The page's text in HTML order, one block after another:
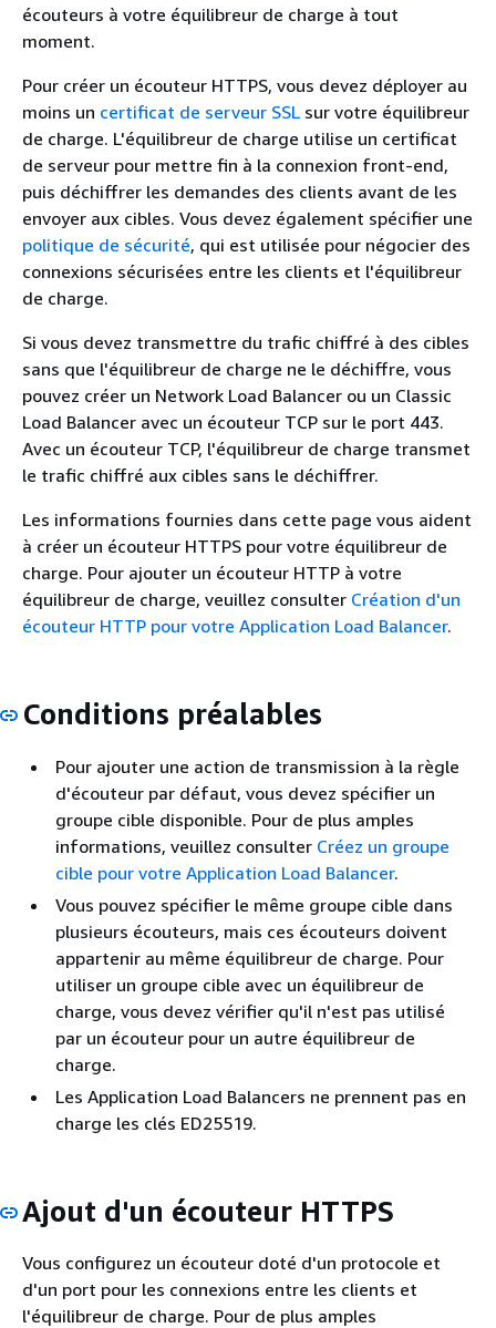
écouteurs à votre équilibreur de charge à tout
moment.
Pour créer un écouteur HTTPS, vous devez déployer au
moins un certificat de serveur SSL sur votre équilibreur
de charge. L'équilibreur de charge utilise un certificat
de serveur pour mettre fin à la connexion front-end,
puis déchiffrer les demandes des clients avant de les
envoyer aux cibles. Vous devez également spécifier une
politique de sécurité, qui est utilisée pour négocier des
connexions sécurisées entre les clients et l'équilibreur
de charge.
Si vous devez transmettre du trafic chiffré à des cibles
sans que l'équilibreur de charge ne le déchiffre, vous
pouvez créer un Network Load Balancer ou un Classic
Load Balancer avec un écouteur TCP sur le port 443.
Avec un écouteur TCP, l'équilibreur de charge transmet
le trafic chiffré aux cibles sans le déchiffrer.
Les informations fournies dans cette page vous aident
à créer un écouteur HTTPS pour votre équilibreur de
charge. Pour ajouter un écouteur HTTP à votre
équilibreur de charge, veuillez consulter Création d'un
écouteur HTTP pour votre Application Load Balancer.
Conditions préalables
Pour ajouter une action de transmission à la règle
d'écouteur par défaut, vous devez spécifier un
groupe cible disponible. Pour de plus amples
informations, veuillez consulter Créez un groupe
cible pour votre Application Load Balancer.
Vous pouvez spécifier le même groupe cible dans
plusieurs écouteurs, mais ces écouteurs doivent
appartenir au même équilibreur de charge. Pour
utiliser un groupe cible avec un équilibreur de
charge, vous devez vérifier qu'il n'est pas utilisé
par un écouteur pour un autre équilibreur de
charge.
Les Application Load Balancers ne prennent pas en
charge les clés ED25519.
Ajout d'un écouteur HTTPS
Vous configurez un écouteur doté d'un protocole et
d'un port pour les connexions entre les clients et
l'équilibreur de charge. Pour de plus amples